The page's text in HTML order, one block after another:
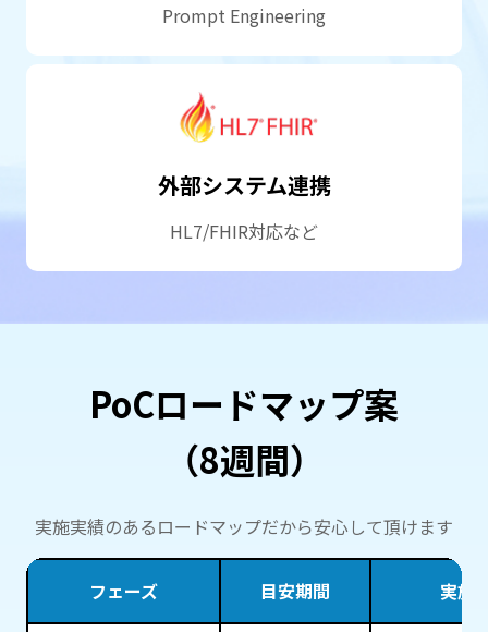
Prompt Engineering
外部システム連携
HL7/FHIR対応など
PoCロードマップ案
（8週間）
実施実績のあるロードマップだから安心して頂けます
フェーズ 目安期間 実施